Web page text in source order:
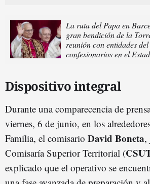
La ruta del Papa en
gran bendición de la
reunión con entidades
confesionarios en el
Dispositivo integral
Durante una comparecencia de
viernes, 6 de junio, en los
Família, el comisario David Boneta,
Comisaría Superior Territorial (
explicado que el operativo se